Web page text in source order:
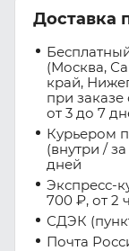
Доставка
(Москва,
край,
при
от 3 до 7
Курьером
(внутри /
дней
Экспресс-
700 ₽, от 2
СДЭК
Почта